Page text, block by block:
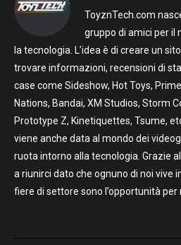
ToyznTech.com
gruppo di amici per il
la tecnologia. L’idea è di creare un
trovare informazioni, recensioni di
case come Sideshow, Hot Toys,
Nations, Bandai, XM Studios, Storm
Prototype Z, Kinetiquettes, Tsume,
viene anche data al mondo dei
ruota intorno alla tecnologia. Grazie
a riunirci dato che ognuno di noi vive
fiere di settore sono l’opportunità per